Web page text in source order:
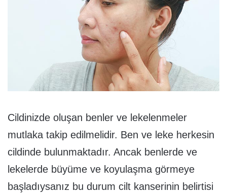
Cildinizde oluşan benler ve lekelenmeler
mutlaka takip edilmelidir. Ben ve leke herkesin
cildinde bulunmaktadır. Ancak benlerde ve
lekelerde büyüme ve koyulaşma görmeye
başladıysanız bu durum cilt kanserinin belirtisi